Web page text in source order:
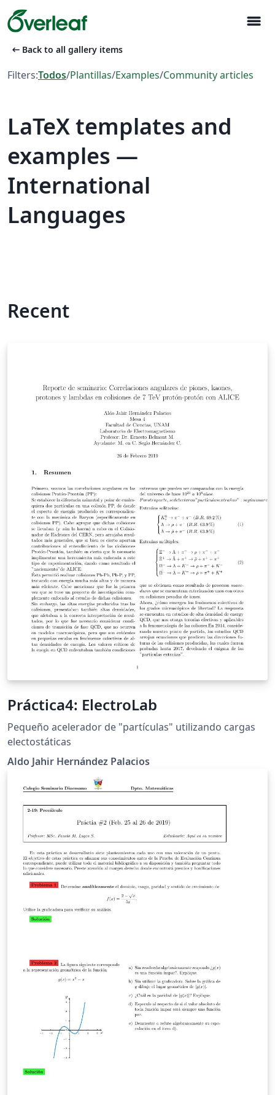
menu
arrow_left_alt Back to all gallery items
Filters:Todos/Plantillas/Examples/Community articles
LaTeX templates and
examples —
International
Languages
Recent
Práctica4: ElectroLab
Pequeño acelerador de "partículas" utilizando cargas
electostáticas
Aldo Jahir Hernández Palacios